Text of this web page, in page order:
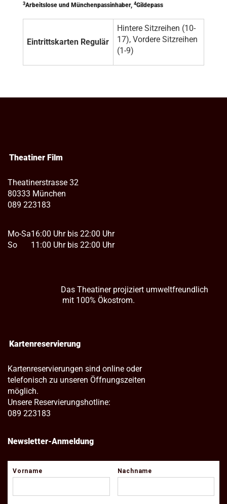
3Arbeitslose und Münchenpassinhaber, 4Gildepass
Eintrittskarten Regulär
Hintere Sitzreihen (10-
17), Vordere Sitzreihen
(1-9)
Theatiner Film
Theatinerstrasse 32
80333 München
089 223183
Mo-Sa
So
16:00 Uhr bis 22:00 Uhr
11:00 Uhr bis 22:00 Uhr
Das Theatiner projiziert umweltfreundlich
mit 100% Ökostrom.
Kartenreservierung
Kartenreservierungen sind online oder
telefonisch zu unseren Öffnungszeiten
möglich.
Unsere Reservierungshotline:
089 223183
Newsletter-Anmeldung